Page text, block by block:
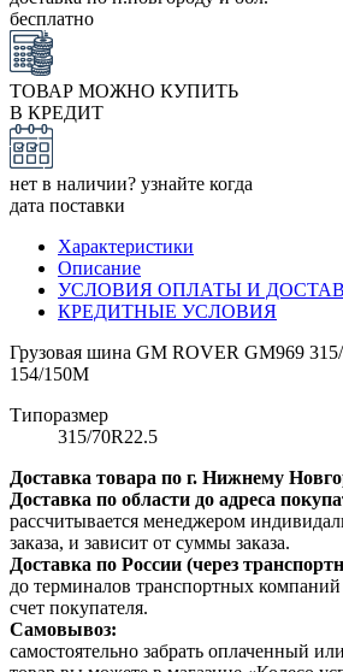
бесплатно
ТОВАР МОЖНО КУПИТЬ
В КРЕДИТ
нет в наличии? узнайте когда
дата поставки
Характеристики
Описание
УСЛОВИЯ ОПЛАТЫ И
КРЕДИТНЫЕ УСЛОВИЯ
Грузовая шина GM ROVER GM969
154/150M
Типоразмер
315/70R22.5
Доставка товара по г. Нижнему
Доставка по области до адреса
рассчитывается менеджером
заказа, и зависит от суммы заказа.
Доставка по России (через
до терминалов транспортных компаний
счет покупателя.
Самовывоз:
самостоятельно забрать оплаченный